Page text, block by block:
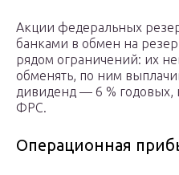
Акции федеральных
банками в обмен на
рядом ограничений: их
обменять, по ним
дивиденд — 6 %
ФРС.
Операционная